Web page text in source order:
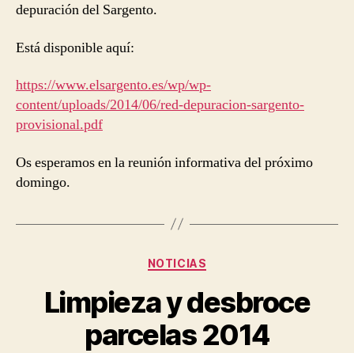
depuración del Sargento.
Está disponible aquí:
https://www.elsargento.es/wp/wp-
content/uploads/2014/06/red-depuracion-sargento-
provisional.pdf
Os esperamos en la reunión informativa del próximo
domingo.
Categorías
NOTICIAS
Limpieza y desbroce
parcelas 2014